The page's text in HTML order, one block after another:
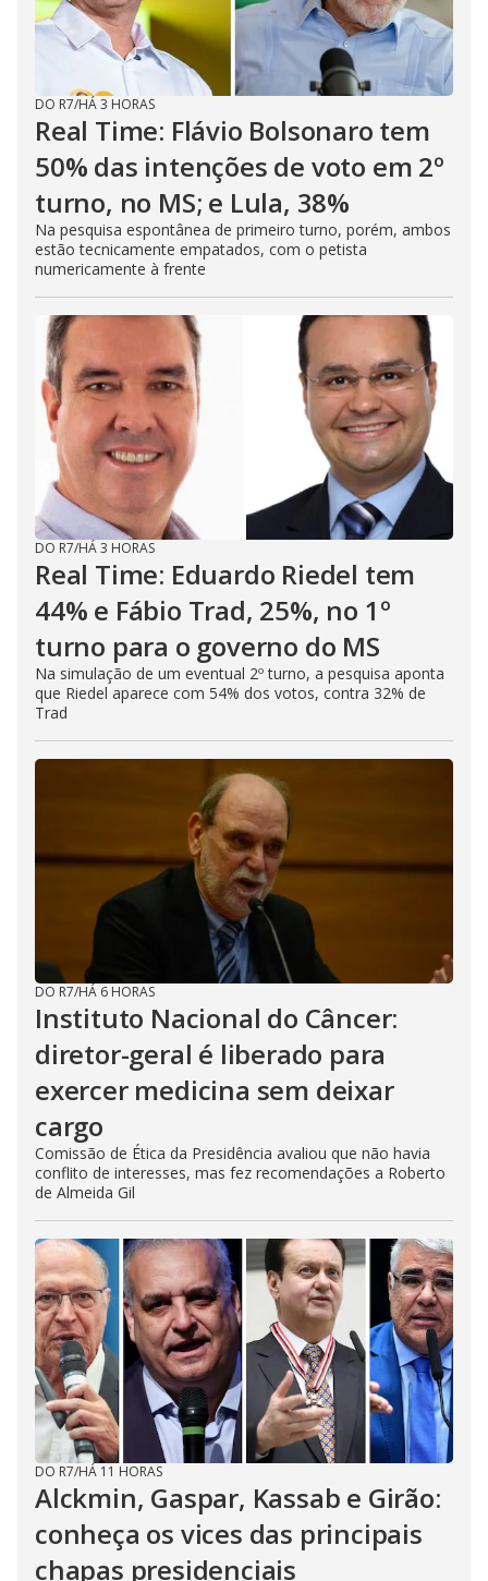
DO R7/HÁ 3 HORAS
Real Time: Flávio Bolsonaro tem
50% das intenções de voto em 2º
turno, no MS; e Lula, 38%
Na pesquisa espontânea de primeiro turno, porém, ambos
estão tecnicamente empatados, com o petista
numericamente à frente
DO R7/HÁ 3 HORAS
Real Time: Eduardo Riedel tem
44% e Fábio Trad, 25%, no 1º
turno para o governo do MS
Na simulação de um eventual 2º turno, a pesquisa aponta
que Riedel aparece com 54% dos votos, contra 32% de
Trad
DO R7/HÁ 6 HORAS
Instituto Nacional do Câncer:
diretor-geral é liberado para
exercer medicina sem deixar
cargo
Comissão de Ética da Presidência avaliou que não havia
conflito de interesses, mas fez recomendações a Roberto
de Almeida Gil
DO R7/HÁ 11 HORAS
Alckmin, Gaspar, Kassab e Girão:
conheça os vices das principais
chapas presidenciais